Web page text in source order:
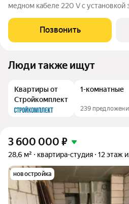
медном кабеле 220 V с установкой
щита в квартире; - установлена
розетка для самостоятельной
Позвонить
Люди также ищут
Квартиры от
Стройкомплект
1-комнатные
239
3 600 000 ₽
28,6 м² квартира-студия 12 этаж
новостройка